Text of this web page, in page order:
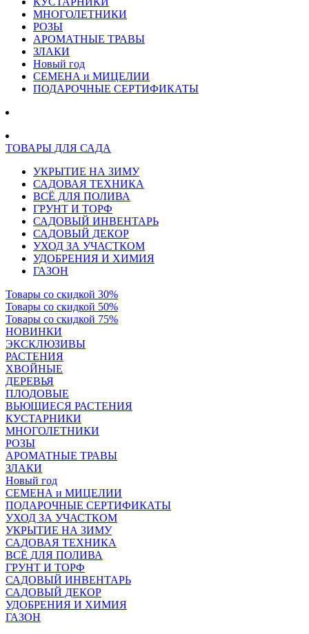
МНОГОЛЕТНИКИ
РОЗЫ
АРОМАТНЫЕ ТРАВЫ
ЗЛАКИ
Новый год
СЕМЕНА и МИЦЕЛИИ
ПОДАРОЧНЫЕ СЕРТИФИКАТЫ
ТОВАРЫ ДЛЯ САДА
УКРЫТИЕ НА ЗИМУ
САДОВАЯ ТЕХНИКА
ВСЁ ДЛЯ ПОЛИВА
ГРУНТ И ТОРФ
САДОВЫЙ ИНВЕНТАРЬ
САДОВЫЙ ДЕКОР
УХОД ЗА УЧАСТКОМ
УДОБРЕНИЯ И ХИМИЯ
ГАЗОН
Товары со скидкой 30%
Товары со скидкой 50%
Товары со скидкой 75%
НОВИНКИ
ЭКСКЛЮЗИВЫ
РАСТЕНИЯ
ХВОЙНЫЕ
ДЕРЕВЬЯ
ПЛОДОВЫЕ
ВЬЮЩИЕСЯ РАСТЕНИЯ
КУСТАРНИКИ
МНОГОЛЕТНИКИ
РОЗЫ
АРОМАТНЫЕ ТРАВЫ
ЗЛАКИ
Новый год
СЕМЕНА и МИЦЕЛИИ
ПОДАРОЧНЫЕ СЕРТИФИКАТЫ
УХОД ЗА УЧАСТКОМ
УКРЫТИЕ НА ЗИМУ
САДОВАЯ ТЕХНИКА
ВСЁ ДЛЯ ПОЛИВА
ГРУНТ И ТОРФ
САДОВЫЙ ИНВЕНТАРЬ
САДОВЫЙ ДЕКОР
УДОБРЕНИЯ И ХИМИЯ
ГАЗОН